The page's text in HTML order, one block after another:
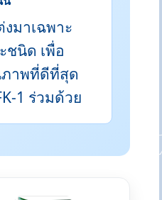
มาเฉพาะ
ชนิด เพื่อ
าพที่ดีที่สุด
1 ร่วมด้วย